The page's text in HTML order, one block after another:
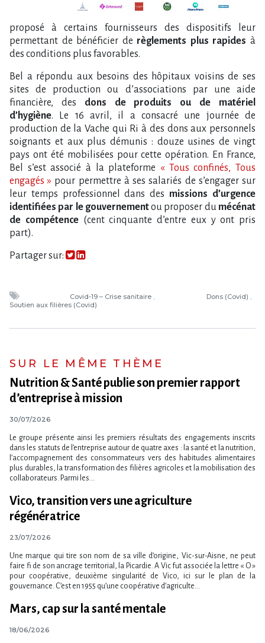
proposé à certains fournisseurs des dispositifs leur
permettant de bénéficier de règlements plus rapides à
des conditions plus favorables.
Bel a répondu aux besoins des hôpitaux voisins de ses
sites de production ou d’associations par une aide
financière, des dons de produits ou de matériel
d’hygiène. Le 16 avril, il a consacré une journée de
production de la Vache qui Ri à des dons aux personnels
soignants et aux plus démunis : douze usines de vingt
pays ont été mobilisées pour cette opération. En France,
Bel s’est associé à la plateforme « Tous confinés, Tous
engagés » pour permettre à ses salariés de s’engager sur
leur temps professionnel dans des missions d’urgence
identifiées par le gouvernementou proposer du mécénat
de compétence(cent cinquante d’entre eux y ont pris
part).
Partager sur:
Covid-19 – Crise sanitaire
Dons (Covid)
Soutien aux filières (Covid)
SUR LE MÊME THÈME
Nutrition & Santé publie son premier rapport
d’entreprise à mission
30/07/2026
Le groupe présente ainsi les premiers résultats des engagements inscrits
dans les statuts de l​‌’entreprise autour de quatre axes : la santé et la nutrition,
l​‌’accompagnement des consommateurs vers des habitudes alimentaires
plus durables, la transformation des filières agricoles et la mobilisation des
collaborateurs. Parmi les...
Vico, transition vers une agriculture
régénératrice
23/07/2026
Une marque qui tire son nom de sa ville d’origine, Vic-sur-Aisne, ne peut
faire fi de son ancrage territorial, la Picardie. A Vic fut associée la lettre « O »
pour coopérative, deuxième singularité de Vico, ici sur le plan de la
gouvernance. C’est en 1955 qu’une coopérative d’agriculte...
Mars, cap sur la santé mentale
18/06/2026